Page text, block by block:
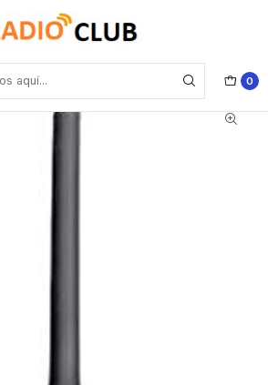
0
160- 174MHz/1575MHz Antena con
12cm, sin logo para BD506 HP5 HP6 Precio